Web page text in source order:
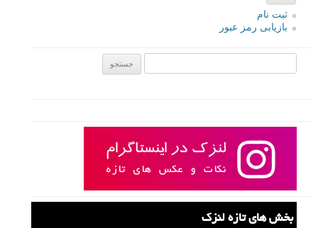
ثبت نام
بازیابی رمز عبور
بخش های تازه لنزک